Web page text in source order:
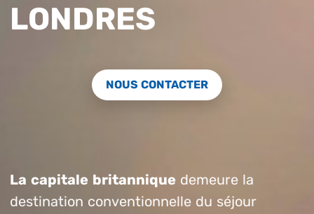
LONDRES
NOUS CONTACTER
La capitale britannique demeure la
destination conventionnelle du séjour